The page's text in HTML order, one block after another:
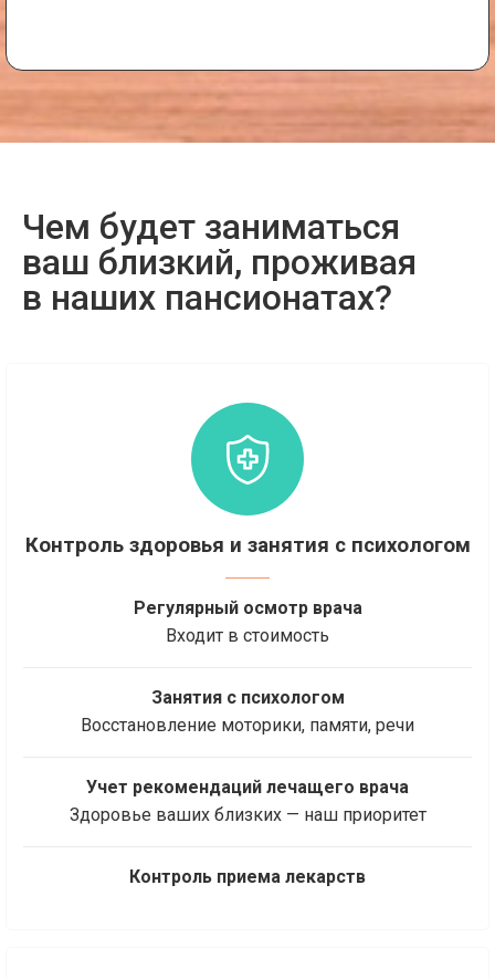
Чем будет заниматься
ваш близкий, проживая
в наших пансионатах?
Контроль здоровья и занятия с психологом
Регулярный осмотр врача
Входит в стоимость
Занятия с психологом
Восстановление моторики, памяти, речи
Учет рекомендаций лечащего врача
Здоровье ваших близких — наш приоритет
Контроль приема лекарств